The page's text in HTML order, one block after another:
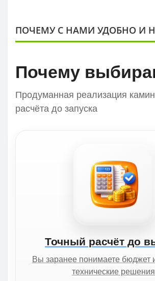
ПОЧЕМУ С НАМИ УДОБНО И
Почему
Продуманная реализация
расчёта до запуска
Точный расчёт до
Вы заранее понимаете бюджет
технические